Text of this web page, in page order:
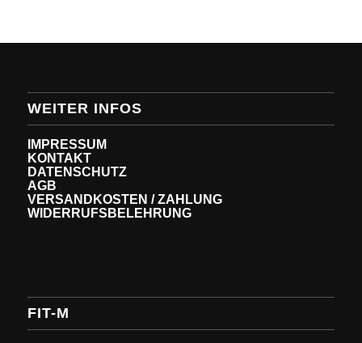
WEITER INFOS
IMPRESSUM
KONTAKT
DATENSCHUTZ
AGB
VERSANDKOSTEN / ZAHLUNG
WIDERRUFSBELEHRUNG
FIT-M